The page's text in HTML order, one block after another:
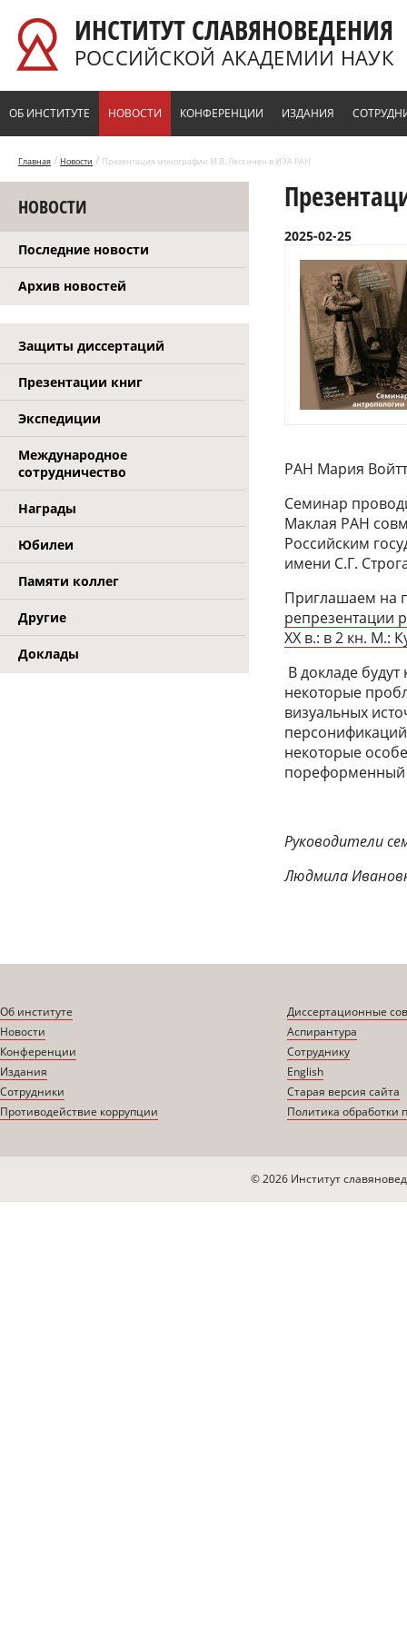
ИНСТИТУТ СЛАВЯНОВЕДЕНИЯ
РОССИЙСКОЙ АКАДЕМИИ НАУК
ОБ ИНСТИТУТЕ НОВОСТИ КОНФЕРЕНЦИИ ИЗДАНИЯ
Главная / Новости / Презентация монографии М.В. Лескинен в ИЭА РАН
НОВОСТИ
Последние новости
Архив новостей
Защиты диссертаций
Презентации книг
Экспедиции
Международное
сотрудничество
Награды
Юбилеи
Памяти коллег
Другие
Доклады
2025-02-25
РАН Мария
Семинар
Маклая РАН
Российским
имени С.Г.
Приглашаем на
репрезентации
ХХ в.: в 2 кн. М.:
В докладе
некоторые
визуальных
некоторые
пореформенный
Руководители
Людмила
Об институте
Новости
Конференции
Издания
Сотрудники
Противодействие коррупции
Диссертационные
Аспирантура
Сотруднику
English
Старая версия сайта
Политика обработки
© 2026 Институт